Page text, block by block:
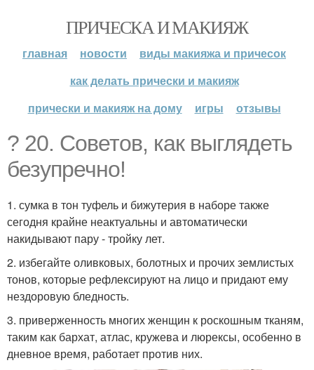
ПРИЧЕСКА И МАКИЯЖ
главная новости
виды макияжа и причесок
как делать прически и макияж
прически и макияж на дому
игры отзывы
? 20. Советов, как выглядеть
безупречно!
1. сумка в тон туфель и бижутерия в наборе также
сегодня крайне неактуальны и автоматически
накидывают пару - тройку лет.
2. избегайте оливковых, болотных и прочих землистых
тонов, которые рефлексируют на лицо и придают ему
нездоровую бледность.
3. приверженность многих женщин к роскошным тканям,
таким как бархат, атлас, кружева и люрексы, особенно в
дневное время, работает против них.